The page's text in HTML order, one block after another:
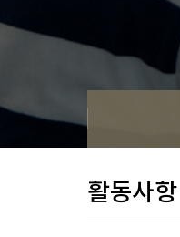
활동사항